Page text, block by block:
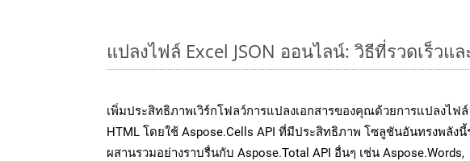
แปลงไฟล์ Excel JSON ออนไลน์: วิธีที่รวดเร็วแล
เพิ่มประสิทธิภาพเวิร์กโฟลว์การแปลงเอกสารของคุณด้วยการแปลงไฟล์
HTML โดยใช้ Aspose.Cells API ที่มีประสิทธิภาพ โซลูชันอันทรงพลังนี้
ผสานรวมอย่างราบรื่นกับ Aspose.Total API อื่นๆ เช่น Aspose.Words,